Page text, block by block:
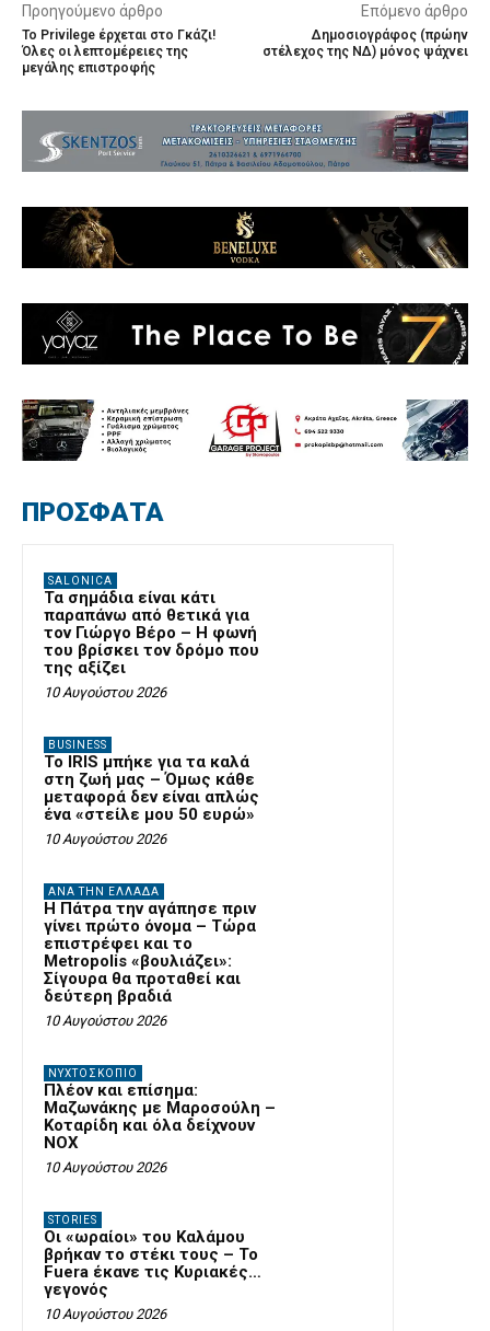
Προηγούμενο άρθρο
Το Privilege έρχεται στο Γκάζι!
Όλες οι λεπτομέρειες της
μεγάλης επιστροφής
Επόμενο άρθρο
Δημοσιογράφος (πρώην
στέλεχος της ΝΔ) μόνος ψάχνει
ΠΡΟΣΦΑΤΑ
SALONICA
Τα σημάδια είναι κάτι
παραπάνω από θετικά για
τον Γιώργο Βέρο – Η φωνή
του βρίσκει τον δρόμο που
της αξίζει
10 Αυγούστου 2026
BUSINESS
Το IRIS μπήκε για τα καλά
στη ζωή μας – Όμως κάθε
μεταφορά δεν είναι απλώς
ένα «στείλε μου 50 ευρώ»
10 Αυγούστου 2026
ΑΝΆ ΤΗΝ ΕΛΛΆΔΑ
Η Πάτρα την αγάπησε πριν
γίνει πρώτο όνομα – Τώρα
επιστρέφει και το
Metropolis «βουλιάζει»:
Σίγουρα θα προταθεί και
δεύτερη βραδιά
10 Αυγούστου 2026
ΝΥΧΤΟΣΚΟΠΙΟ
Πλέον και επίσημα:
Μαζωνάκης με Μαροσούλη –
Κοταρίδη και όλα δείχνουν
NOX
10 Αυγούστου 2026
STORIES
Οι «ωραίοι» του Καλάμου
βρήκαν το στέκι τους – Το
Fuera έκανε τις Κυριακές…
γεγονός
10 Αυγούστου 2026